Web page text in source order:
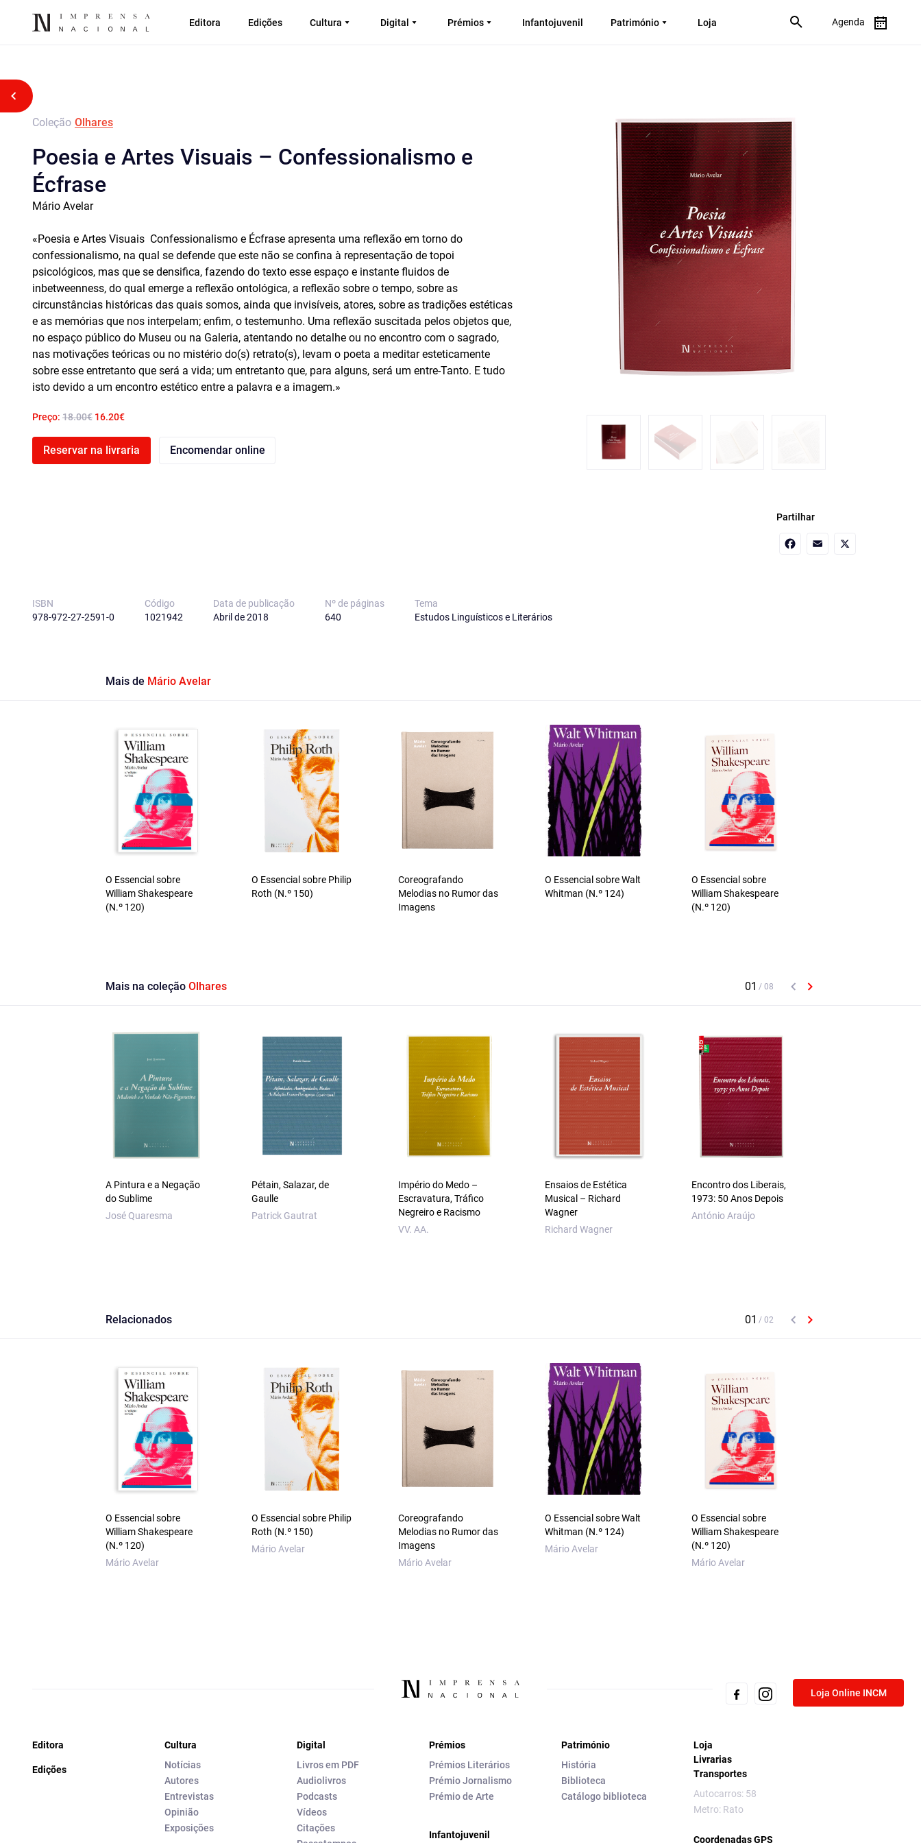
Editora Edições Cultura Digital Prémios Infantojuvenil Património Loja Agenda
Voltar atrás
Coleção Olhares
Poesia e Artes Visuais – Confessionalismo e
Écfrase
Mário Avelar
«Poesia e Artes Visuais  Confessionalismo e Écfrase apresenta uma reflexão em torno do
confessionalismo, na qual se defende que este não se confina à representação de topoi
psicológicos, mas que se densifica, fazendo do texto esse espaço e instante fluidos de
inbetweenness, do qual emerge a reflexão ontológica, a reflexão sobre o tempo, sobre as
circunstâncias históricas das quais somos, ainda que invisíveis, atores, sobre as tradições estéticas
e as memórias que nos interpelam; enfim, o testemunho. Uma reflexão suscitada pelos objetos que,
no espaço público do Museu ou na Galeria, atentando no detalhe ou no encontro com o sagrado,
nas motivações teóricas ou no mistério do(s) retrato(s), levam o poeta a meditar esteticamente
sobre esse entretanto que será a vida; um entretanto que, para alguns, será um entre-Tanto. E tudo
isto devido a um encontro estético entre a palavra e a imagem.»
Preço: 18.00€ 16.20€
Reservar na livraria Encomendar online
Partilhar
ISBN
978-972-27-2591-0
Código
1021942
Data de publicação
Abril de 2018
Nº de páginas
640
Tema
Estudos Linguísticos e Literários
Mais de Mário Avelar
O Essencial sobre
William Shakespeare
(N.º 120)
O Essencial sobre Philip
Roth (N.º 150)
Coreografando
Melodias no Rumor das
Imagens
O Essencial sobre Walt
Whitman (N.º 124)
O Essencial sobre
William Shakespeare
(N.º 120)
Mais na coleção Olhares
A Pintura e a Negação
do Sublime
José Quaresma
Pétain, Salazar, de
Gaulle
Patrick Gautrat
Império do Medo –
Escravatura, Tráfico
Negreiro e Racismo
VV. AA.
Ensaios de Estética
Musical – Richard
Wagner
Richard Wagner
Encontro dos Liberais,
1973: 50 Anos Depois
António Araújo
Relacionados
O Essencial sobre
William Shakespeare
(N.º 120)
Mário Avelar
O Essencial sobre Philip
Roth (N.º 150)
Mário Avelar
Coreografando
Melodias no Rumor das
Imagens
Mário Avelar
O Essencial sobre Walt
Whitman (N.º 124)
Mário Avelar
O Essencial sobre
William Shakespeare
(N.º 120)
Mário Avelar
Loja Online INCM
Editora
Edições
Cultura
Notícias
Autores
Entrevistas
Opinião
Exposições
Digital
Livros em PDF
Audiolivros
Podcasts
Vídeos
Citações
Prémios
Prémios Literários
Prémio Jornalismo
Prémio de Arte
Infantojuvenil
Património
História
Biblioteca
Catálogo biblioteca
Loja
Livrarias
Transportes
Autocarros: 58
Metro: Rato
Coordenadas GPS